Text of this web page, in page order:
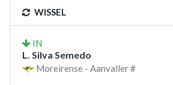
WISSEL
IN
L. Silva Semedo
Moreirense - Aanvaller #